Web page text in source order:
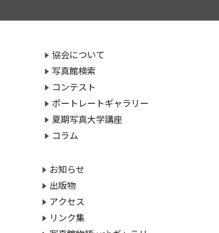
協会について
写真館検索
コンテスト
ポートレートギャラリー
夏期写真大学講座
コラム
お知らせ
出版物
アクセス
リンク集